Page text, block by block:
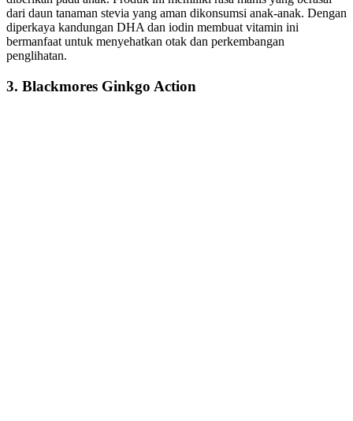
dari daun tanaman stevia yang aman dikonsumsi anak-anak. Dengan
diperkaya kandungan DHA dan iodin membuat vitamin ini
bermanfaat untuk menyehatkan otak dan perkembangan
penglihatan.
3. Blackmores Ginkgo Action